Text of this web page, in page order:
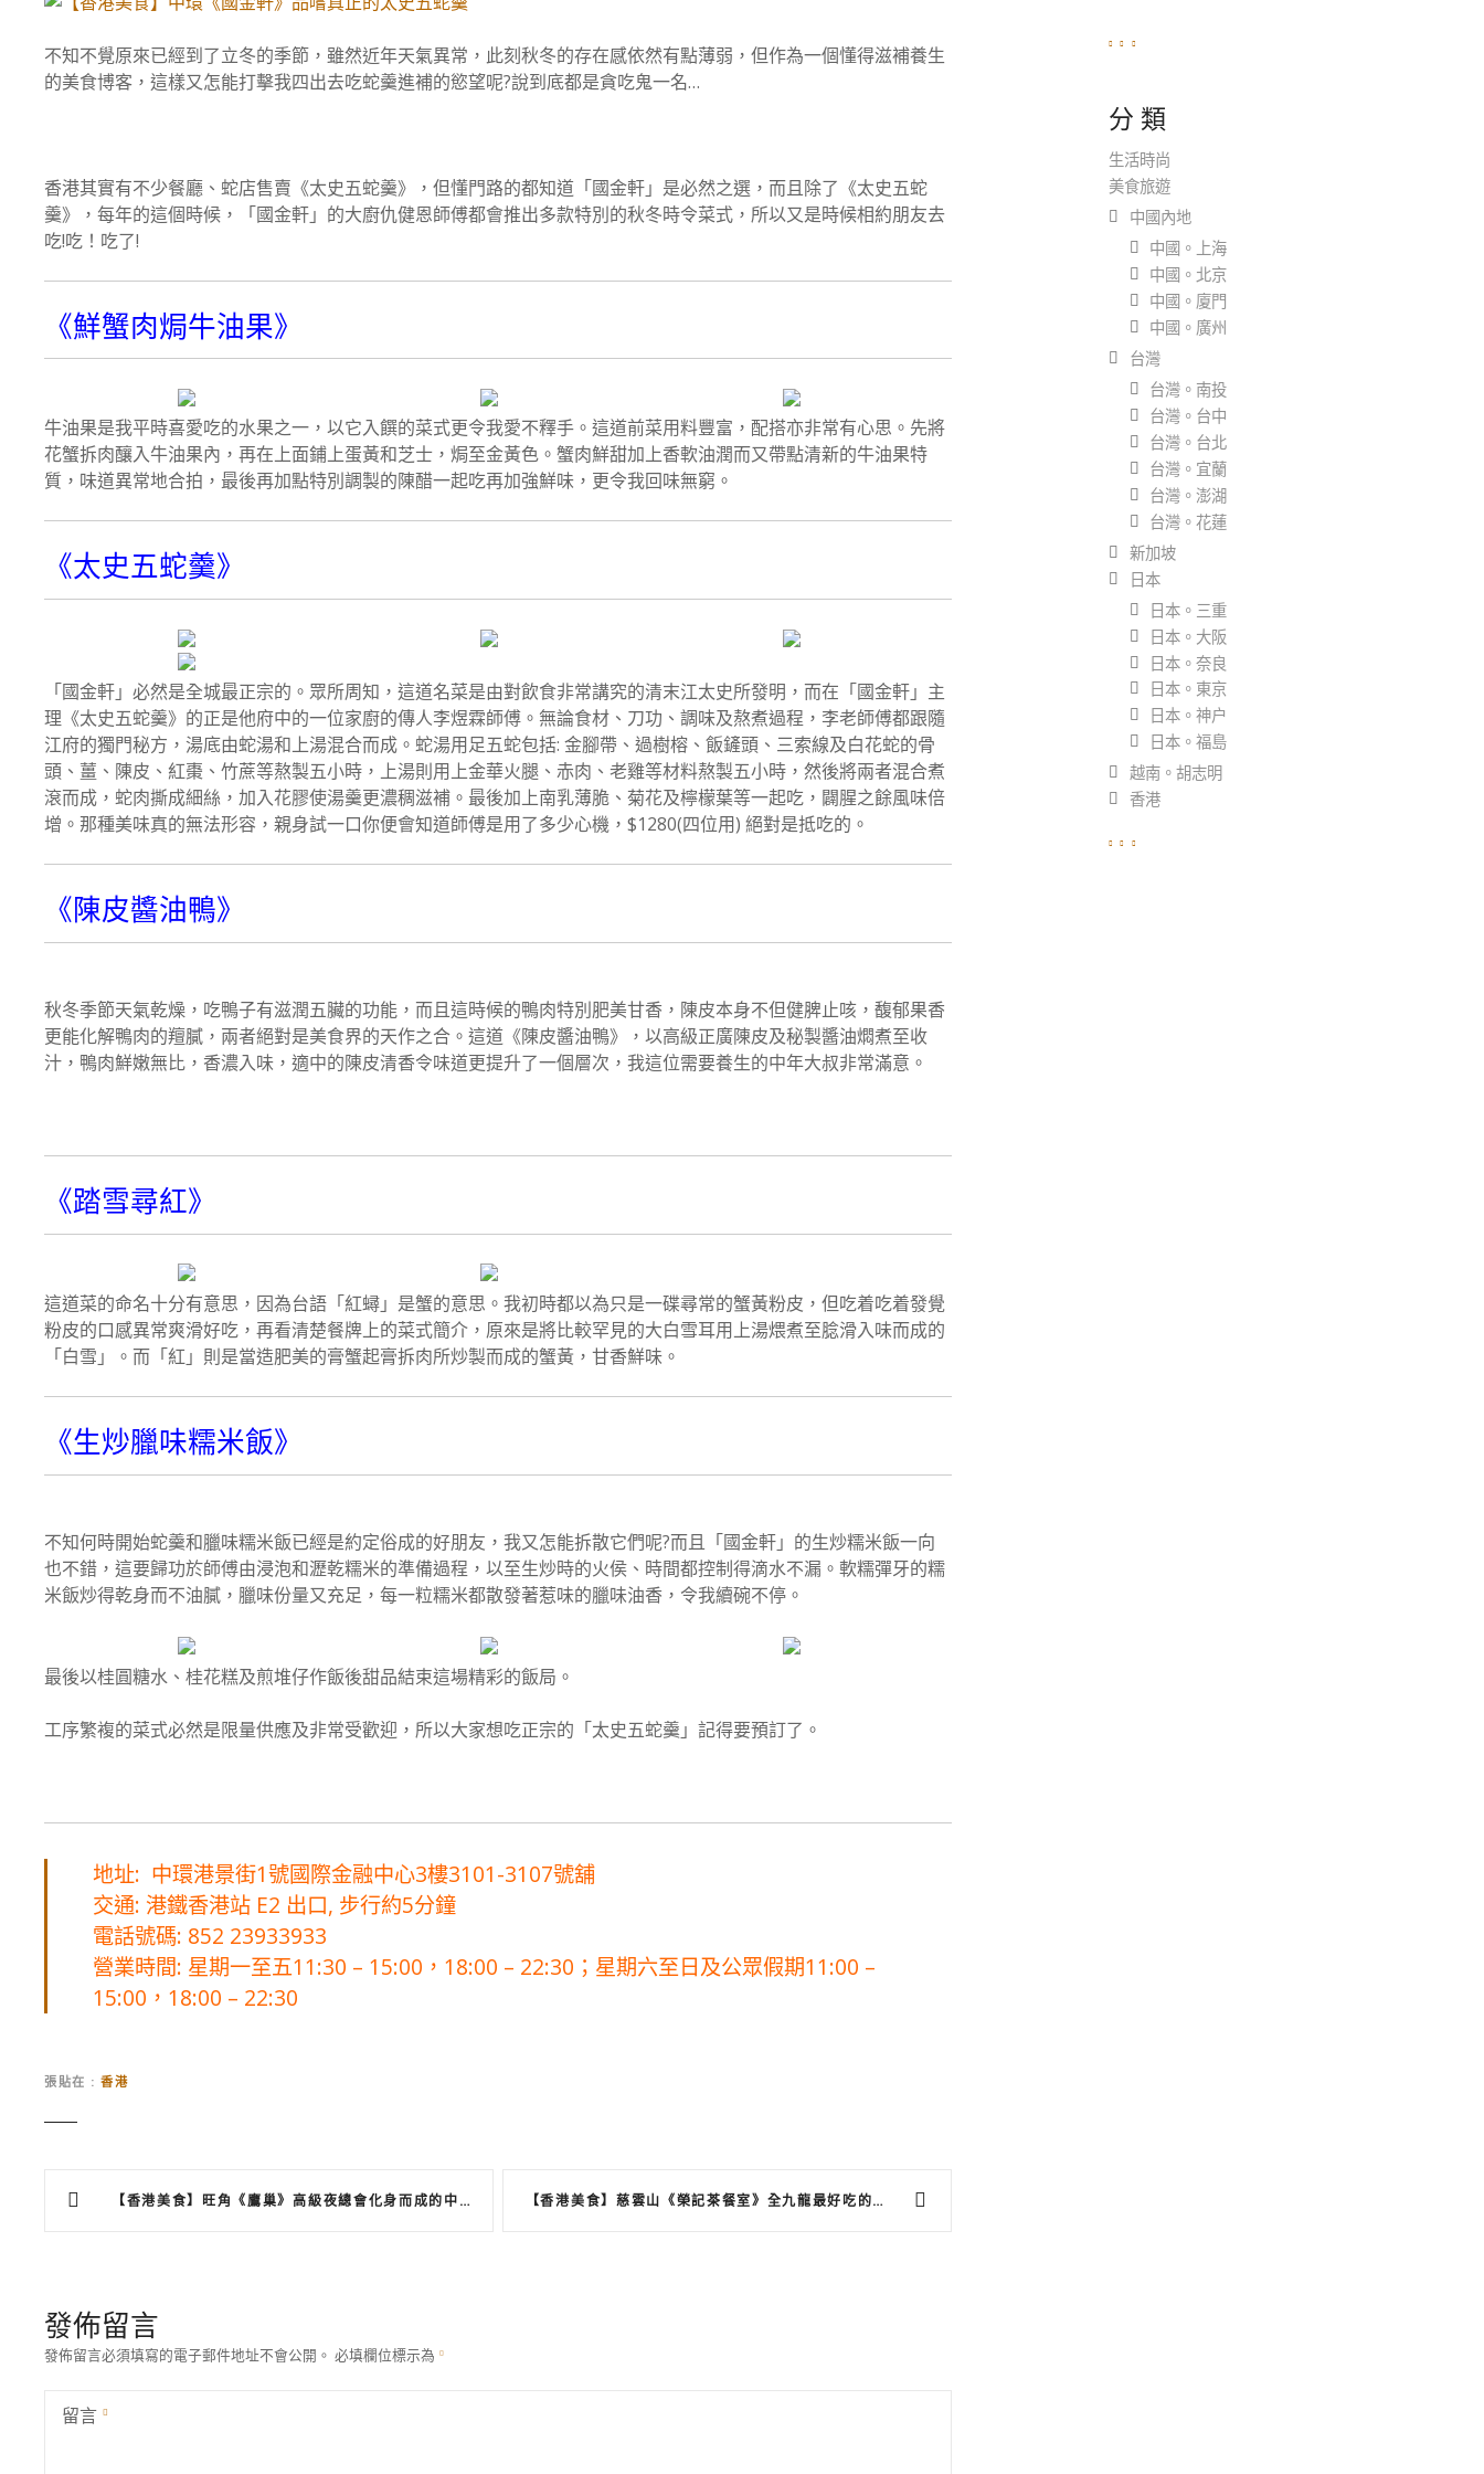
不知不覺原來已經到了立冬的季節，雖然近年天氣異常，此刻秋冬的存在感依然有點薄弱，但作為一個懂得滋補養生
的美食博客，這樣又怎能打擊我四出去吃蛇羹進補的慾望呢?說到底都是貪吃鬼一名…
香港其實有不少餐廳、蛇店售賣《太史五蛇羹》，但懂門路的都知道「國金軒」是必然之選，而且除了《太史五蛇
羹》，每年的這個時候，「國金軒」的大廚仇健恩師傅都會推出多款特別的秋冬時令菜式，所以又是時候相約朋友去
吃!吃！吃了!
《鮮蟹肉焗牛油果》
牛油果是我平時喜愛吃的水果之一，以它入饌的菜式更令我愛不釋手。這道前菜用料豐富，配搭亦非常有心思。先將
花蟹拆肉釀入牛油果內，再在上面鋪上蛋黃和芝士，焗至金黃色。蟹肉鮮甜加上香軟油潤而又帶點清新的牛油果特
質，味道異常地合拍，最後再加點特別調製的陳醋一起吃再加強鮮味，更令我回味無窮。
《太史五蛇羹》
「國金軒」必然是全城最正宗的。眾所周知，這道名菜是由對飲食非常講究的清末江太史所發明，而在「國金軒」主
理《太史五蛇羹》的正是他府中的一位家廚的傳人李煜霖師傅。無論食材、刀功、調味及熬煮過程，李老師傅都跟隨
江府的獨門秘方，湯底由蛇湯和上湯混合而成。蛇湯用足五蛇包括: 金腳帶、過樹榕、飯鏟頭、三索線及白花蛇的骨
頭、薑、陳皮、紅棗、竹蔗等熬製五小時，上湯則用上金華火腿、赤肉、老雞等材料熬製五小時，然後將兩者混合煮
滾而成，蛇肉撕成細絲，加入花膠使湯羹更濃稠滋補。最後加上南乳薄脆、菊花及檸檬葉等一起吃，闢腥之餘風味倍
增。那種美味真的無法形容，親身試一口你便會知道師傅是用了多少心機，$1280(四位用) 絕對是抵吃的。
《陳皮醬油鴨》
秋冬季節天氣乾燥，吃鴨子有滋潤五臟的功能，而且這時候的鴨肉特別肥美甘香，陳皮本身不但健脾止咳，馥郁果香
更能化解鴨肉的羶膩，兩者絕對是美食界的天作之合。這道《陳皮醬油鴨》，以高級正廣陳皮及秘製醬油燜煮至收
汁，鴨肉鮮嫩無比，香濃入味，適中的陳皮清香令味道更提升了一個層次，我這位需要養生的中年大叔非常滿意。
《踏雪尋紅》
這道菜的命名十分有意思，因為台語「紅蟳」是蟹的意思。我初時都以為只是一碟尋常的蟹黃粉皮，但吃着吃着發覺
粉皮的口感異常爽滑好吃，再看清楚餐牌上的菜式簡介，原來是將比較罕見的大白雪耳用上湯煨煮至腍滑入味而成的
「白雪」。而「紅」則是當造肥美的膏蟹起膏拆肉所炒製而成的蟹黃，甘香鮮味。
《生炒臘味糯米飯》
不知何時開始蛇羹和臘味糯米飯已經是約定俗成的好朋友，我又怎能拆散它們呢?而且「國金軒」的生炒糯米飯一向
也不錯，這要歸功於師傅由浸泡和瀝乾糯米的準備過程，以至生炒時的火侯、時間都控制得滴水不漏。軟糯彈牙的糯
米飯炒得乾身而不油膩，臘味份量又充足，每一粒糯米都散發著惹味的臘味油香，令我續碗不停。
最後以桂圓糖水、桂花糕及煎堆仔作飯後甜品結束這場精彩的飯局。
工序繁複的菜式必然是限量供應及非常受歡迎，所以大家想吃正宗的「太史五蛇羹」記得要預訂了。
地址: 中環港景街1號國際金融中心3樓3101-3107號舖
交通: 港鐵香港站 E2 出口, 步行約5分鐘
電話號碼: 852 23933933
營業時間: 星期一至五11:30 – 15:00，18:00 – 22:30；星期六至日及公眾假期11:00 –
15:00，18:00 – 22:30
張貼在 香港
文
覽
【香港美食】旺角《鷹巢》高級夜總會化身而成的中菜廳 【香港美食】慈雲山《榮記茶餐室》全九龍最好吃的煲仔飯底
發佈留言
發佈留言必須填寫的電子郵件地址不會公開。 必填欄位標示為
留言
分 類
生活時尚
美食旅遊
中國內地
中國。上海
中國。北京
中國。廈門
中國。廣州
台灣
台灣。南投
台灣。台中
台灣。台北
台灣。宜蘭
台灣。澎湖
台灣。花蓮
新加坡
日本
日本。三重
日本。大阪
日本。奈良
日本。東京
日本。神户
日本。福島
越南。胡志明
香港